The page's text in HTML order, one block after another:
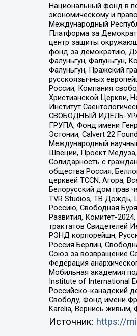
Национальный фонд в
экономическому и
Международный
Платформа за
центр защиты
фонд за демократию,
Фалуньгун, Фалуньгун,
Фалуньгун, Пражский
русскоязычных
России, Компания
Христианской Церкви,
Институт
СВОБОДНЫЙ ИДЕЛЬ-
ГРУПА, Фонд имени
Эстонии, Calvert 22
Международный
Швеции, Проект
Солидарность с
общества Россия,
церквей TCCN, Агора,
Белорусский дом прав
TVR Studios, ТВ Дождь,
Россию, Свободная
Развития, Комитет-
трактатов Свидетелей
РЭНД корпорейшн,
Россия Берлин,
Союз за возвращение
Федерация
Мобильная академия
Institute of International
Российско-канадский
Свободу, Фонд имени
Karelia, Вернись живым,
Источник: https://